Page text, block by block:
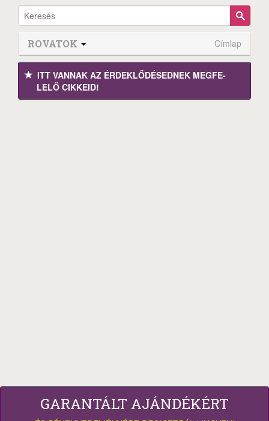
ROVATOK Címlap
ITT VANNAK AZ ÉRDEK­LŐDÉ­SEDNEK MEGFE­
LELŐ CIKKEID!
GARANTÁLT AJÁNDÉKÉRT